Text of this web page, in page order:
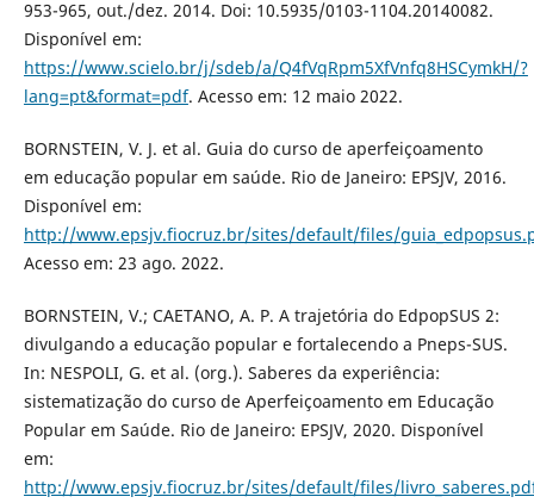
953-965, out./dez. 2014. Doi: 10.5935/0103-1104.20140082.
Disponível em:
https://www.scielo.br/j/sdeb/a/Q4fVqRpm5XfVnfq8HSCymkH/?
lang=pt&format=pdf. Acesso em: 12 maio 2022.
BORNSTEIN, V. J. et al. Guia do curso de aperfeiçoamento
em educação popular em saúde. Rio de Janeiro: EPSJV, 2016.
Disponível em:
http://www.epsjv.fiocruz.br/sites/default/files/
Acesso em: 23 ago. 2022.
BORNSTEIN, V.; CAETANO, A. P. A trajetória do EdpopSUS 2:
divulgando a educação popular e fortalecendo a Pneps-SUS.
In: NESPOLI, G. et al. (org.). Saberes da experiência:
sistematização do curso de Aperfeiçoamento em Educação
Popular em Saúde. Rio de Janeiro: EPSJV, 2020. Disponível
em:
http://www.epsjv.fiocruz.br/sites/default/files/